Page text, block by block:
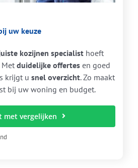
uw keuze
kozijnen specialisthoeft
Met duidelijke offertesen goed
krijgt u snel overzicht. Zo maakt
bij uw woning en budget.
met vergelijken